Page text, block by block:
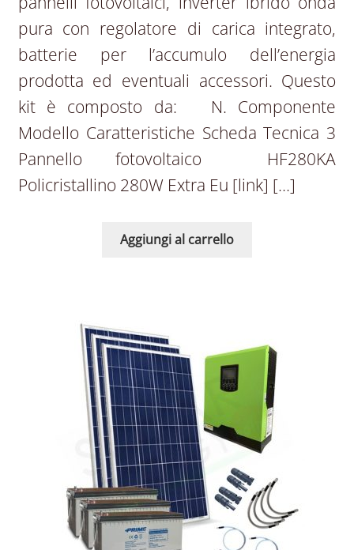
pura con regolatore di carica integrato,
batterie per l’accumulo dell’energia
prodotta ed eventuali accessori. Questo
kit è composto da: N. Componente
Modello Caratteristiche Scheda Tecnica 3
Pannello fotovoltaico HF280KA
Policristallino 280W Extra Eu [link] […]
Aggiungi al carrello